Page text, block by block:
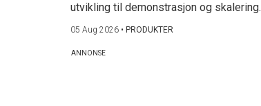
utvikling til demonstrasjon og skalering.
05 Aug 2026 • PRODUKTER